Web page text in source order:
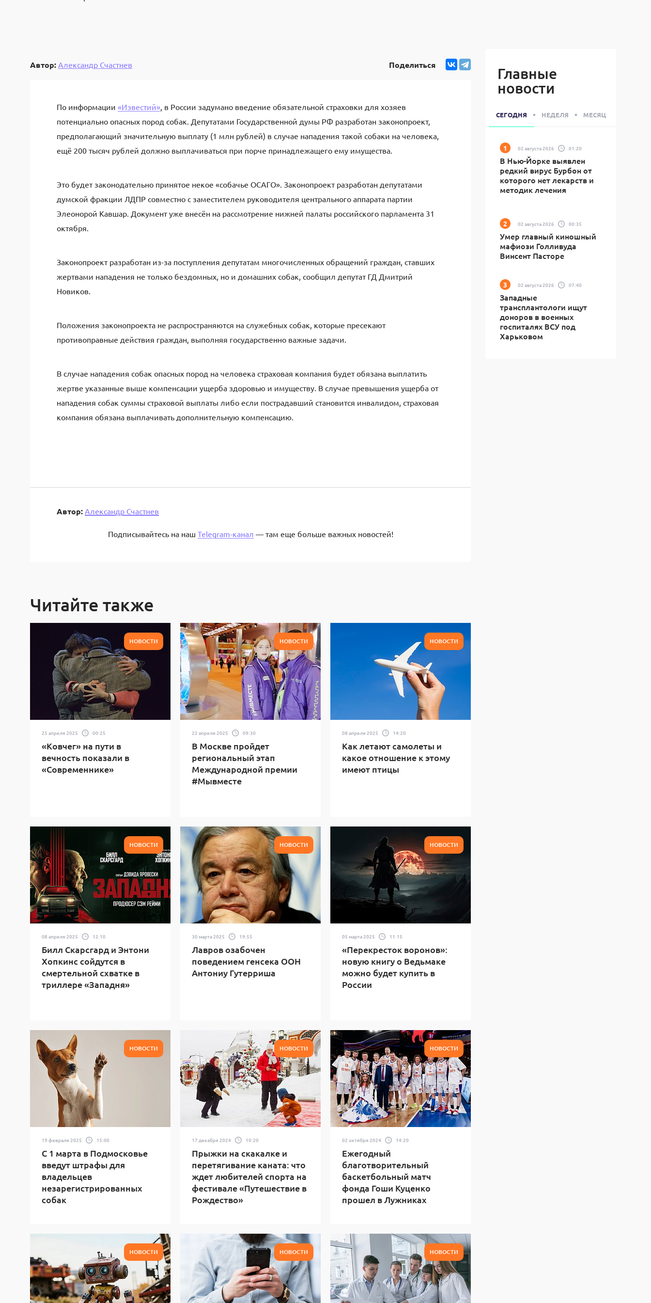
Автор: Александр Счастнев Поделиться
По информации «Известий», в России задумано введение обязательной страховки для хозяев
потенциально опасных пород собак. Депутатами Государственной думы РФ разработан законопроект,
предполагающий значительную выплату (1 млн рублей) в случае нападения такой собаки на человека,
ещё 200 тысяч рублей должно выплачиваться при порче принадлежащего ему имущества.
Это будет законодательно принятое некое «собачье ОСАГО». Законопроект разработан депутатами
думской фракции ЛДПР совместно с заместителем руководителя центрального аппарата партии
Элеонорой Кавшар. Документ уже внесён на рассмотрение нижней палаты российского парламента 31
октября.
Законопроект разработан из-за поступления депутатам многочисленных обращений граждан, ставших
жертвами нападения не только бездомных, но и домашних собак, сообщил депутат ГД Дмитрий
Новиков.
Положения законопроекта не распространяются на служебных собак, которые пресекают
противоправные действия граждан, выполняя государственно важные задачи.
В случае нападения собак опасных пород на человека страховая компания будет обязана выплатить
жертве указанные выше компенсации ущерба здоровью и имуществу. В случае превышения ущерба от
нападения собак суммы страховой выплаты либо если пострадавший становится инвалидом, страховая
компания обязана выплачивать дополнительную компенсацию.
Автор: Александр Счастнев
Подписывайтесь на наш Telegram-канал — там еще больше важных новостей!
Читайте также
НОВОСТИ
25 апреля 2025 00:25
«Ковчег» на пути в
вечность показали в
«Современнике»
НОВОСТИ
22 апреля 2025 09:30
В Москве пройдет
региональный этап
Международной премии
#Мывместе
НОВОСТИ
08 апреля 2025 14:20
Как летают самолеты и
какое отношение к этому
имеют птицы
НОВОСТИ
08 апреля 2025 12:10
Билл Скарсгард и Энтони
Хопкинс сойдутся в
смертельной схватке в
триллере «Западня»
НОВОСТИ
30 марта 2025 19:55
Лавров озабочен
поведением генсека ООН
Антониу Гутерриша
НОВОСТИ
05 марта 2025 11:15
«Перекресток воронов»:
новую книгу о Ведьмаке
можно будет купить в
России
НОВОСТИ
19 февраля 2025 15:00
С 1 марта в Подмосковье
введут штрафы для
владельцев
незарегистрированных
собак
НОВОСТИ
17 декабря 2024 10:20
Прыжки на скакалке и
перетягивание каната: что
ждет любителей спорта на
фестивале «Путешествие в
Рождество»
НОВОСТИ
02 октября 2024 14:20
Ежегодный
благотворительный
баскетбольный матч
фонда Гоши Куценко
прошел в Лужниках
НОВОСТИ НОВОСТИ НОВОСТИ
Главные
новости
СЕГОДНЯ НЕДЕЛЯ МЕСЯЦ
02 августа 2026 01:20
В Нью-Йорке выявлен
редкий вирус Бурбон от
которого нет лекарств и
методик лечения
02 августа 2026 00:35
Умер главный киношный
мафиози Голливуда
Винсент Пасторе
02 августа 2026 07:40
Западные
трансплантологи ищут
доноров в военных
госпиталях ВСУ под
Харьковом